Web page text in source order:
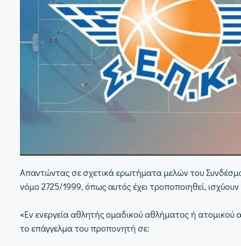
Απαντώντας σε σχετικά ερωτήματα μελών του
νόμο 2725/1999, όπως αυτός έχει τροποποιηθεί, ισχύουν
«Εν ενεργεία αθλητής ομαδικού αθλήματος ή
το επάγγελμα του προπονητή σε: